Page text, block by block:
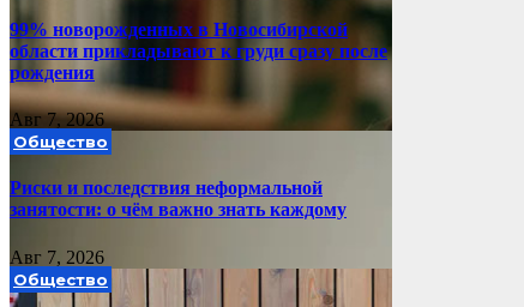
99% новорожденных в Новосибирской
области прикладывают к груди сразу после
рождения
Авг 7, 2026
Общество
Риски и последствия неформальной
занятости: о чём важно знать каждому
Авг 7, 2026
Общество